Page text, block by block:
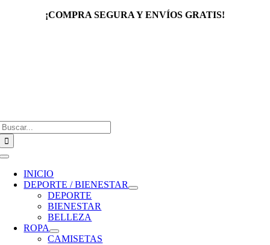
¡COMPRA SEGURA Y ENVÍOS GRATIS!
Toggle
Navigation
INICIO
DEPORTE / BIENESTAR
DEPORTE
BIENESTAR
BELLEZA
ROPA
CAMISETAS